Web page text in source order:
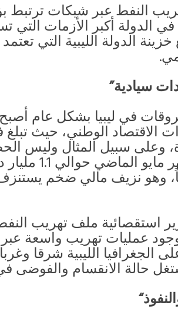
النفط عبر شبكات
الدولة أكبر الأزمات
الدولة الليبية التي
سيادية”
في ليبيا بشكل عام
الاقتصاد الوطني، حيث تبلغ
وعلى سبيل المثال وليس
وهو نزيف مالي ضخم
استقصائية ملف تهريب النفط
عمليات تهريب واسعة
الليبية شرقا
حالة الانقسام والفوضى في
“